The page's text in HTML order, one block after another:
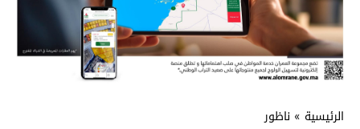
الرئيسية » ناظور